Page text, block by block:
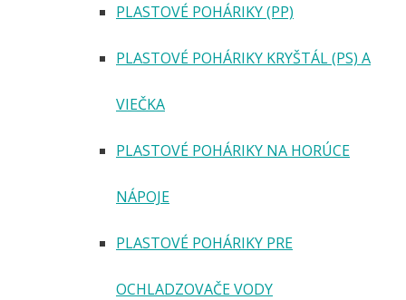
PLASTOVÉ POHÁRIKY (PP)
PLASTOVÉ POHÁRIKY KRYŠTÁL (PS) A
VIEČKA
PLASTOVÉ POHÁRIKY NA HORÚCE
NÁPOJE
PLASTOVÉ POHÁRIKY PRE
OCHLADZOVAČE VODY